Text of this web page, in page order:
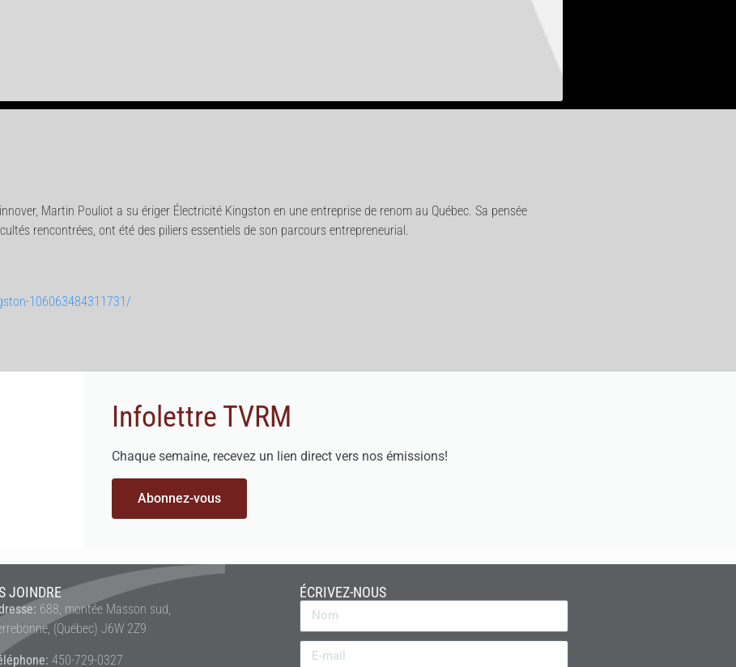
Martin Pouliot a su ériger Électricité Kingston en une entreprise de renom au Québec. Sa pensée
rencontrées, ont été des piliers essentiels de son parcours entrepreneurial.
106063484311731/
Infolettre TVRM
Chaque semaine, recevez un lien direct vers nos émissions!
Abonnez-vous
JOINDRE
688, montée Masson sud,
(Québec) J6W 2Z9
450-729-0327
ÉCRIVEZ-NOUS